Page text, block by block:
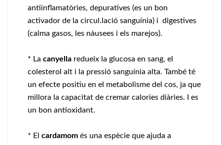
antiinflamatòries, depuratives (es un bon
activador de la circul.lació sanguínia) i digestives
(calma gasos, les nàusees i els marejos).
* La canyella redueix la glucosa en sang, el
colesterol alt i la pressió sanguínia alta. També té
un efecte positiu en el metabolisme del cos, ja que
millora la capacitat de cremar calories diàries. I es
un bon antioxidant.
* El cardamom és una espècie que ajuda a